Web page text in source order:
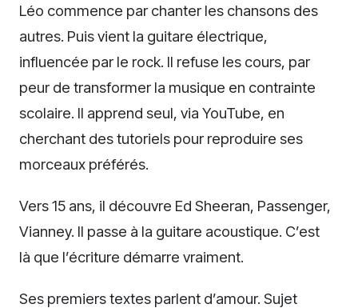
Léo commence par chanter les chansons des
autres. Puis vient la guitare électrique,
influencée par le rock. Il refuse les cours, par
peur de transformer la musique en contrainte
scolaire. Il apprend seul, via YouTube, en
cherchant des tutoriels pour reproduire ses
morceaux préférés.
Vers 15 ans, il découvre Ed Sheeran, Passenger,
Vianney. Il passe à la guitare acoustique. C’est
là que l’écriture démarre vraiment.
Ses premiers textes parlent d’amour. Sujet